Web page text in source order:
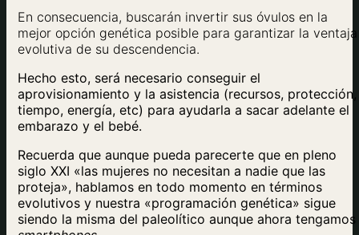
En consecuencia, buscarán invertir sus óvulos en la
mejor opción genética posible para garantizar la ventaja
evolutiva de su descendencia.
Hecho esto, será necesario conseguir el
aprovisionamiento y la asistencia (recursos, protección,
tiempo, energía, etc) para ayudarla a sacar adelante el
embarazo y el bebé.
Recuerda que aunque pueda parecerte que en pleno
siglo XXI «las mujeres no necesitan a nadie que las
proteja», hablamos en todo momento en términos
evolutivos y nuestra «programación genética» sigue
siendo la misma del paleolítico aunque ahora tengamos